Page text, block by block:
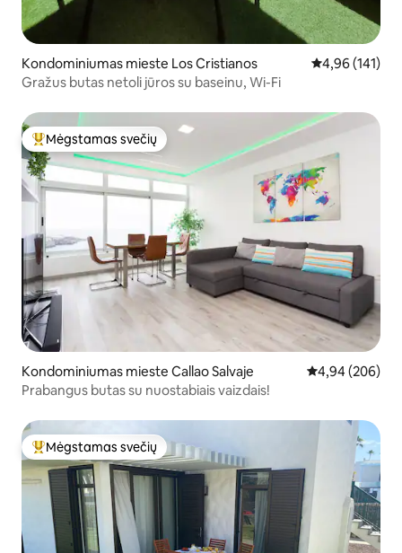
Kondominiumas mieste Los Cristianos Vidutinis
4,96 (141)
Gražus butas netoli jūros su baseinu, Wi-Fi
Svečių mėgstamiausias
Mėgstamas svečių
Kondominiumas mieste Callao Salvaje Vidutinis
4,94 (206)
Prabangus butas su nuostabiais vaizdais!
Svečių mėgstamiausias
Mėgstamas svečių